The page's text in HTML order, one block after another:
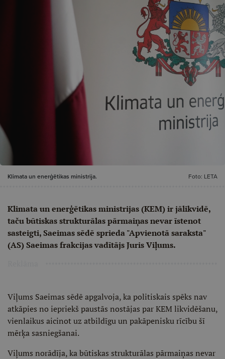
Klimata un enerģētikas ministrija. Foto: LETA
Klimata un enerģētikas ministrijas (KEM) ir jālikvidē,
taču būtiskas strukturālas pārmaiņas nevar īstenot
sasteigti, Saeimas sēdē sprieda "Apvienotā saraksta"
(AS) Saeimas frakcijas vadītājs Juris Viļums.
Viļums Saeimas sēdē apgalvoja, ka politiskais spēks nav
atkāpies no iepriekš paustās nostājas par KEM likvidēšanu,
vienlaikus aicinot uz atbildīgu un pakāpenisku rīcību šī
mērķa sasniegšanai.
Viļums norādīja, ka būtiskas strukturālas pārmaiņas nevar